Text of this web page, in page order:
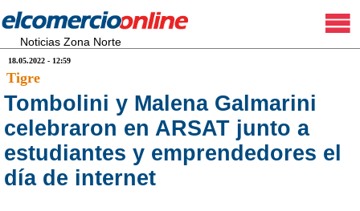
Noticias Zona Norte
18.05.2022 - 12:59
Tigre
Tombolini y Malena Galmarini
celebraron en ARSAT junto a
estudiantes y emprendedores el
día de internet